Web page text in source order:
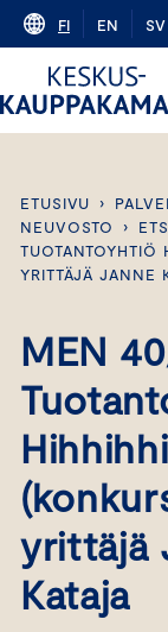
Skip
content
FI EN SV
ETUSIVU ›
NEUVOSTO
›
TUOTANTOYHTIÖ
YRITTÄJÄ JANNE
MEN
yrittäjä
Kataja